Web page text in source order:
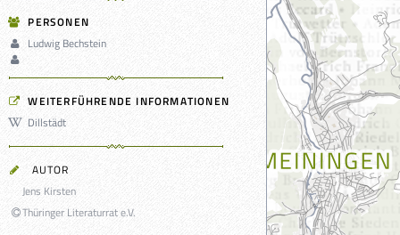
PERSONEN
Ludwig Bechstein
WEITERFÜHRENDE INFORMATIONEN
Dillstädt
AUTOR
Jens Kirsten
Thüringer Literaturrat e.V.